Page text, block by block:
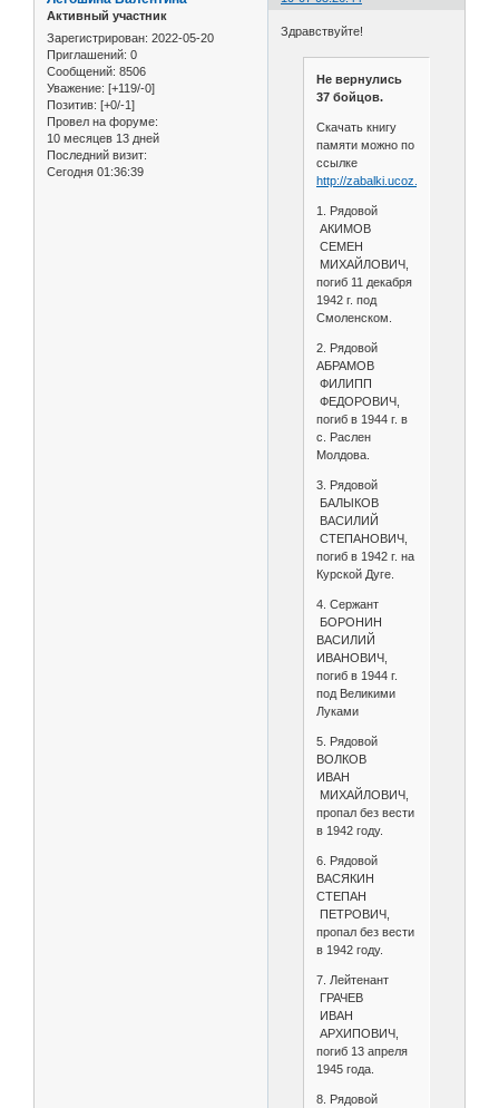
Активный участник
Зарегистрирован: 2022-05-20
Приглашений: 0
Сообщений: 8506
Уважение: [+119/-0]
Позитив: [+0/-1]
Провел на форуме:
10 месяцев 13 дней
Последний визит:
Сегодня 01:36:39
Здравствуйте!
Не вернулись
37 бойцов.
Скачать книгу
памяти можно по
ссылке
http://zabalki.ucoz.ru/proekty/
1. Рядовой
АКИМОВ
СЕМЕН
МИХАЙЛОВИЧ,
погиб 11 декабря
1942 г. под
Смоленском.
2. Рядовой
АБРАМОВ
ФИЛИПП
ФЕДОРОВИЧ,
погиб в 1944 г. в
с. Раслен
Молдова.
3. Рядовой
БАЛЫКОВ
ВАСИЛИЙ
СТЕПАНОВИЧ,
погиб в 1942 г. на
Курской Дуге.
4. Сержант
БОРОНИН
ВАСИЛИЙ
ИВАНОВИЧ,
погиб в 1944 г.
под Великими
Луками
5. Рядовой
ВОЛКОВ
ИВАН
МИХАЙЛОВИЧ,
пропал без вести
в 1942 году.
6. Рядовой
ВАСЯКИН
СТЕПАН
ПЕТРОВИЧ,
пропал без вести
в 1942 году.
7. Лейтенант
ГРАЧЕВ
ИВАН
АРХИПОВИЧ,
погиб 13 апреля
1945 года.
8. Рядовой